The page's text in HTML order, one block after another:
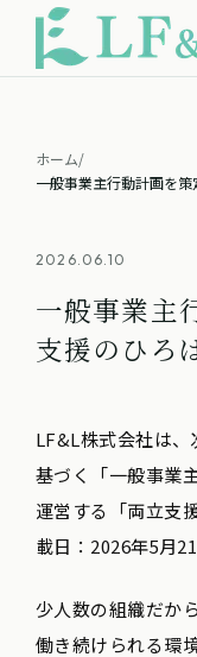
ホーム/
一般事業主行動計画を
2026.06.10
一般事業主
支援のひろ
LF&L株式会社は、
基づく「一般事業
運営する「両立支
載日：2026年5月21
少人数の組織だか
働き続けられる環